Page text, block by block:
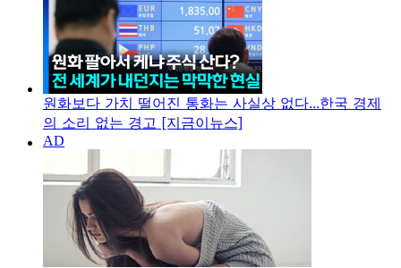
원화보다 가치 떨어진 통화는 사실상 없다...한국 경제
의 소리 없는 경고 [지금이뉴스]